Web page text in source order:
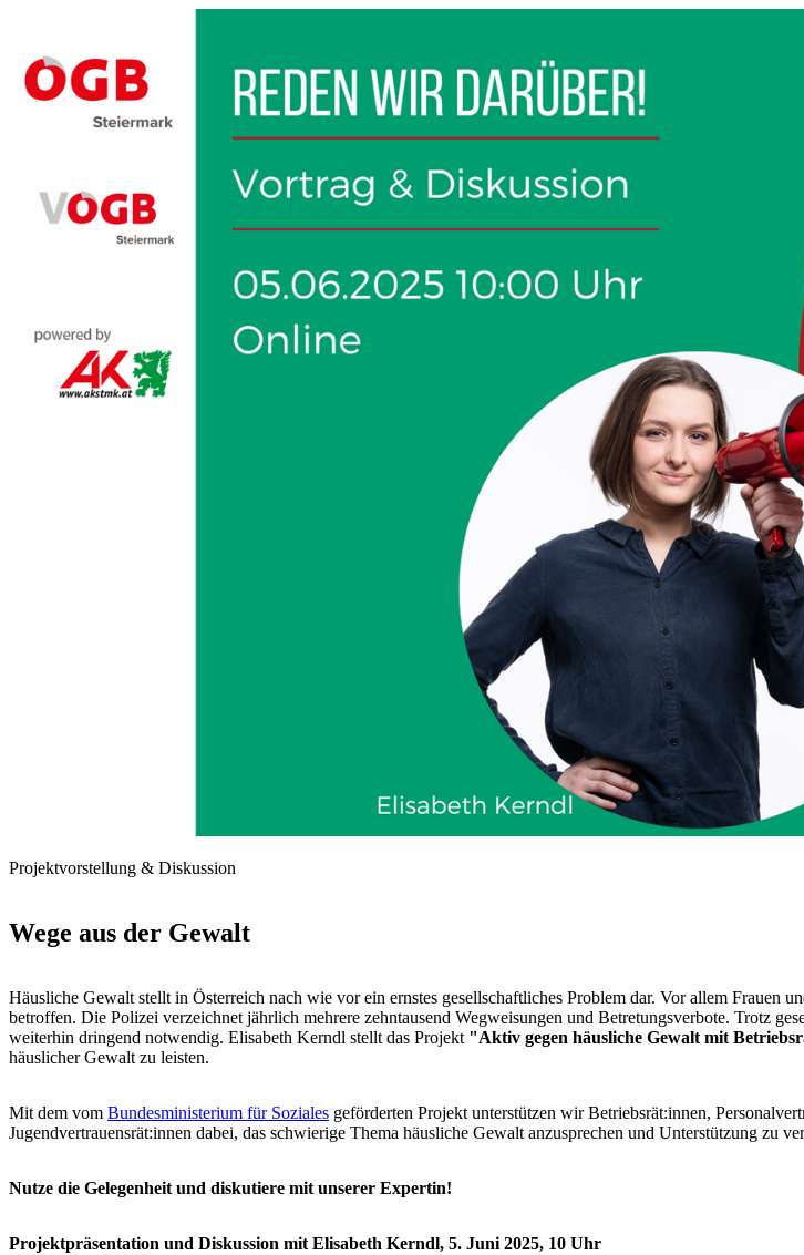
Projektvorstellung & Diskussion
Wege aus der Gewalt
Häusliche Gewalt stellt in Österreich nach wie vor ein ernstes gesellschaftliches Problem dar. Vor allem Frauen
betroffen. Die Polizei verzeichnet jährlich mehrere zehntausend Wegweisungen und Betretungsverbote. Trotz
weiterhin dringend notwendig. Elisabeth Kerndl stellt das Projekt "Aktiv gegen häusliche Gewalt mit
häuslicher Gewalt zu leisten.
Mit dem vom Bundesministerium für Soziales geförderten Projekt unterstützen wir Betriebsrät:innen,
Jugendvertrauensrät:innen dabei, das schwierige Thema häusliche Gewalt anzusprechen und Unterstützung zu
Nutze die Gelegenheit und diskutiere mit unserer Expertin!
Projektpräsentation und Diskussion mit Elisabeth Kerndl, 5. Juni 2025, 10 Uhr